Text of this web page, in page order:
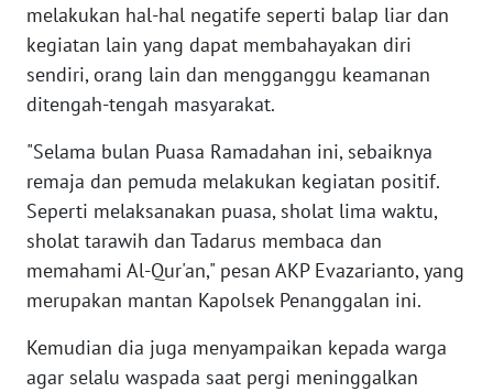
melakukan hal-hal negatife seperti balap liar dan
kegiatan lain yang dapat membahayakan diri
sendiri, orang lain dan mengganggu keamanan
ditengah-tengah masyarakat.
"Selama bulan Puasa Ramadahan ini, sebaiknya
remaja dan pemuda melakukan kegiatan positif.
Seperti melaksanakan puasa, sholat lima waktu,
sholat tarawih dan Tadarus membaca dan
memahami Al-Qur'an," pesan AKP Evazarianto, yang
merupakan mantan Kapolsek Penanggalan ini.
Kemudian dia juga menyampaikan kepada warga
agar selalu waspada saat pergi meninggalkan
WN
SERAMBI
WN
WN
SULTRA
WN
NTB
WN
SULTENG